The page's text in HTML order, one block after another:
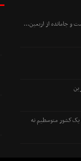
و جامانده از اربعین...
یک‌کشور متوسطیم نه